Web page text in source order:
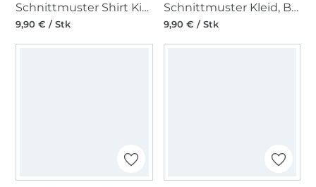
Schnittmuster Shirt Kids, Burda 9223
9,90 € / Stk
Schnittmuster Kleid, Burda 5829
9,90 € / Stk